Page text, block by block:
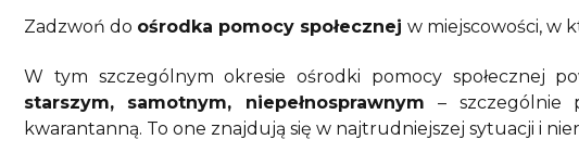
Zadzwoń do ośrodka pomocy społecznej w miejscowości, w
W tym szczególnym okresie ośrodki pomocy społecznej
starszym, samotnym, niepełnosprawnym– szczególnie
kwarantanną. To one znajdują się w najtrudniejszej sytuacji i